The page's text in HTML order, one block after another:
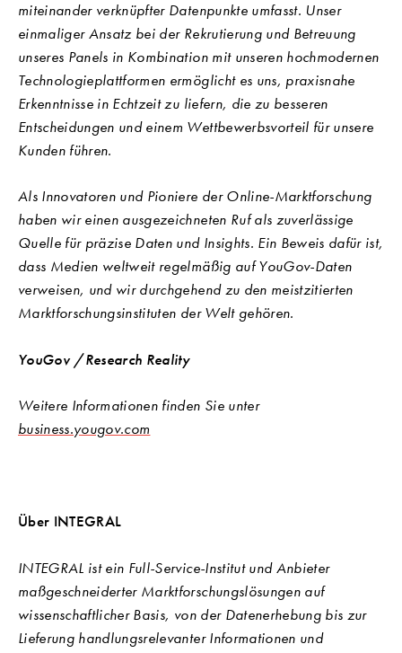
miteinander verknüpfter Datenpunkte umfasst. Unser
einmaliger Ansatz bei der Rekrutierung und Betreuung
unseres Panels in Kombination mit unseren hochmodernen
Technologieplattformen ermöglicht es uns, praxisnahe
Erkenntnisse in Echtzeit zu liefern, die zu besseren
Entscheidungen und einem Wettbewerbsvorteil für unsere
Kunden führen.
Als Innovatoren und Pioniere der Online-Marktforschung
haben wir einen ausgezeichneten Ruf als zuverlässige
Quelle für präzise Daten und Insights. Ein Beweis dafür ist,
dass Medien weltweit regelmäßig auf YouGov-Daten
verweisen, und wir durchgehend zu den meistzitierten
Marktforschungsinstituten der Welt gehören.
YouGov /Research Reality
Weitere Informationen finden Sie unter
business.yougov.com
Über INTEGRAL
INTEGRAL ist ein Full-Service-Institut und Anbieter
maßgeschneiderter Marktforschungslösungen auf
wissenschaftlicher Basis, von der Datenerhebung bis zur
Lieferung handlungsrelevanter Informationen und